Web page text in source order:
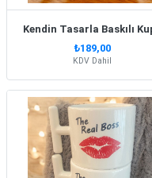
Kendin Tasarla Baskılı
₺189,00
KDV Dahil